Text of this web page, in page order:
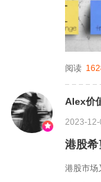
阅读
Alex价
2023-
港股希
港股市场